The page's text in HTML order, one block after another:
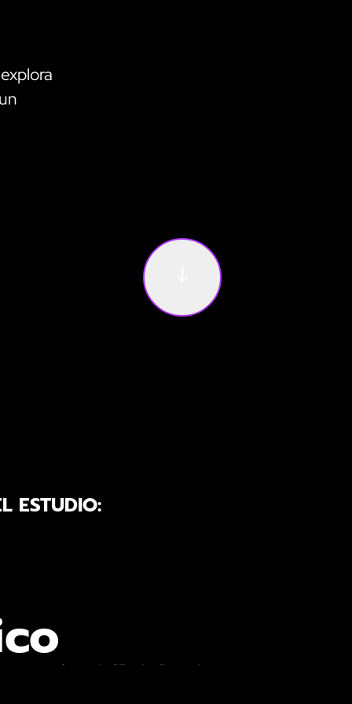
ESTUDIO:
económica de 65 mil millones de